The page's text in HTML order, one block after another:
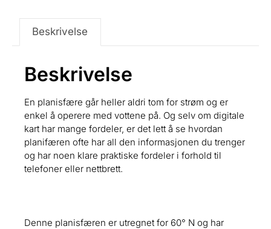
Beskrivelse
Beskrivelse
En planisfære går heller aldri tom for strøm og er
enkel å operere med vottene på. Og selv om digitale
kart har mange fordeler, er det lett å se hvordan
planifæren ofte har all den informasjonen du trenger
og har noen klare praktiske fordeler i forhold til
telefoner eller nettbrett.
Denne planisfæren er utregnet for 60° N og har